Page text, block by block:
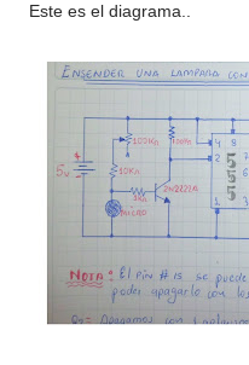
Este es el diagrama..